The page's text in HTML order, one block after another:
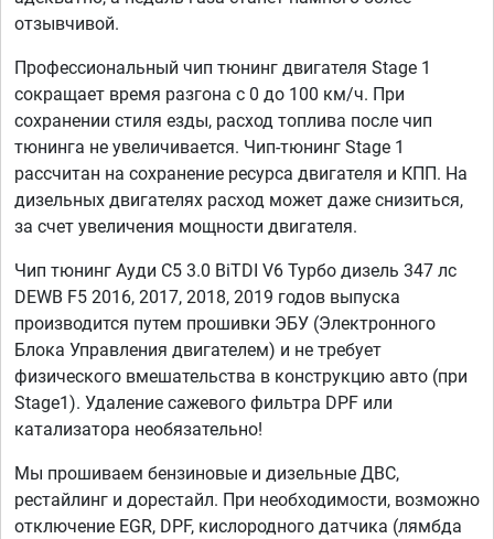
отзывчивой.
Профессиональный чип тюнинг двигателя Stage 1
сокращает время разгона с 0 до 100 км/ч. При
сохранении стиля езды, расход топлива после чип
тюнинга не увеличивается. Чип-тюнинг Stage 1
рассчитан на сохранение ресурса двигателя и КПП. На
дизельных двигателях расход может даже снизиться,
за счет увеличения мощности двигателя.
Чип тюнинг Ауди C5 3.0 BiTDI V6 Турбо дизель 347 лс
DEWB F5 2016, 2017, 2018, 2019 годов выпуска
производится путем прошивки ЭБУ (Электронного
Блока Управления двигателем) и не требует
физического вмешательства в конструкцию авто (при
Stage1). Удаление сажевого фильтра DPF или
катализатора необязательно!
Мы прошиваем бензиновые и дизельные ДВС,
рестайлинг и дорестайл. При необходимости, возможно
отключение EGR, DPF, кислородного датчика (лямбда